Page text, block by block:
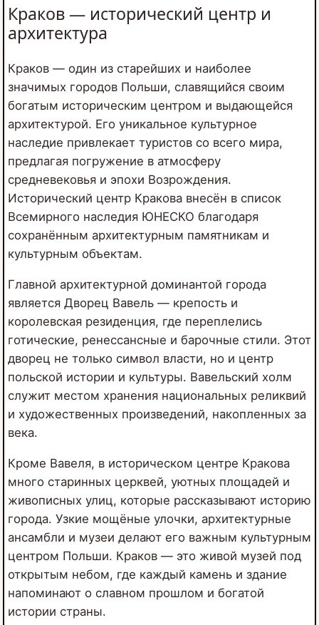
Краков — исторический центр и
архитектура
Краков — один из старейших и наиболее
значимых городов Польши, славящийся своим
богатым историческим центром и выдающейся
архитектурой. Его уникальное культурное
наследие привлекает туристов со всего мира,
предлагая погружение в атмосферу
средневековья и эпохи Возрождения.
Исторический центр Кракова внесён в список
Всемирного наследия ЮНЕСКО благодаря
сохранённым архитектурным памятникам и
культурным объектам.
Главной архитектурной доминантой города
является Дворец Вавель — крепость и
королевская резиденция, где переплелись
готические, ренессансные и барочные стили. Этот
дворец не только символ власти, но и центр
польской истории и культуры. Вавельский холм
служит местом хранения национальных реликвий
и художественных произведений, накопленных за
века.
Кроме Вавеля, в историческом центре Кракова
много старинных церквей, уютных площадей и
живописных улиц, которые рассказывают историю
города. Узкие мощёные улочки, архитектурные
ансамбли и музеи делают его важным культурным
центром Польши. Краков — это живой музей под
открытым небом, где каждый камень и здание
напоминают о славном прошлом и богатой
истории страны.